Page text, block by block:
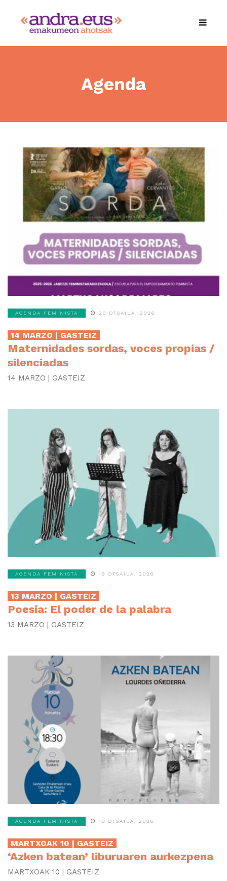
Agenda
AGENDA FEMINISTA 20 OTSAILA, 2026
14 MARZO | GASTEIZ
Maternidades sordas, voces propias /
silenciadas
14 MARZO | GASTEIZ
AGENDA FEMINISTA 19 OTSAILA, 2026
13 MARZO | GASTEIZ
Poesía: El poder de la palabra
13 MARZO | GASTEIZ
AGENDA FEMINISTA 18 OTSAILA, 2026
MARTXOAK 10 | GASTEIZ
‘Azken batean’ liburuaren aurkezpena
MARTXOAK 10 | GASTEIZ